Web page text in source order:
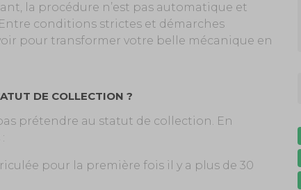
la procédure n’est pas automatique et
conditions strictes et démarches
pour transformer votre belle mécanique en
DE COLLECTION ?
prétendre au statut de collection. En
pour la première fois il y a plus de 30